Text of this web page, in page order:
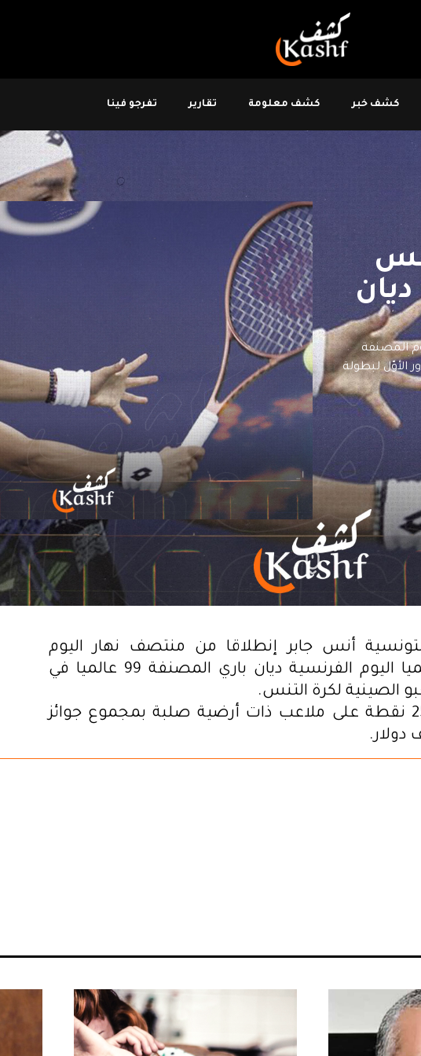
كشف خبر كشف معلومة تقارير تفرجو فينا
ديان
المصنفة
المصنفة 99 عالميا في الدور الأوّل لبطولة
أنس جابر إنطلاقا من منتصف نهار اليوم
المصنفة السابعة عالميا اليوم الفرنسية ديان باري المصنفة 99 عالميا في
الصينية لكرة التنس.
وتقام البطولة ذات 250 نقطة على ملاعب ذات أرضية صلبة بمجموع جوائز